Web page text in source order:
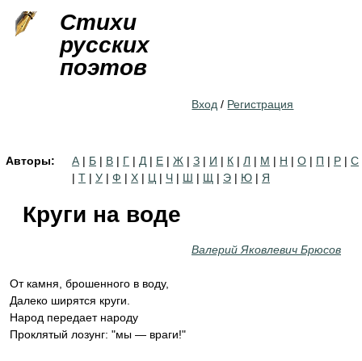
Стихи
русских
поэтов
Вход / Регистрация
Авторы: А | Б | В | Г | Д | Е | Ж | З | И | К | Л | М | Н | О | П | Р | С
| Т | У | Ф | Х | Ц | Ч | Ш | Щ | Э | Ю | Я
Круги на воде
Валерий Яковлевич Брюсов
От камня, брошенного в воду,
Далеко ширятся круги.
Народ передает народу
Проклятый лозунг: "мы — враги!"